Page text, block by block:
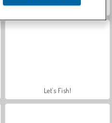
Casino World
Let's Fish!